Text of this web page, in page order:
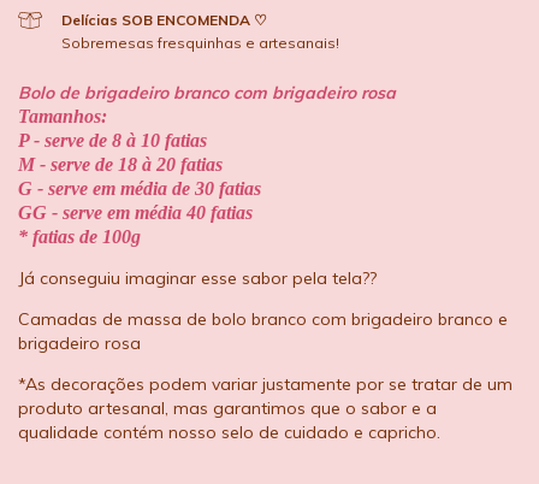
Delícias SOB ENCOMENDA ♡
Sobremesas fresquinhas e artesanais!
Bolo de brigadeiro branco com brigadeiro rosa
Tamanhos:
P - serve de 8 à 10 fatias
M - serve de 18 à 20 fatias
G - serve em média de 30 fatias
GG - serve em média 40 fatias
* fatias de 100g
Já conseguiu imaginar esse sabor pela tela??
Camadas de massa de bolo branco com brigadeiro branco e
brigadeiro rosa
*As decorações podem variar justamente por se tratar de um
produto artesanal, mas garantimos que o sabor e a
qualidade contém nosso selo de cuidado e capricho.